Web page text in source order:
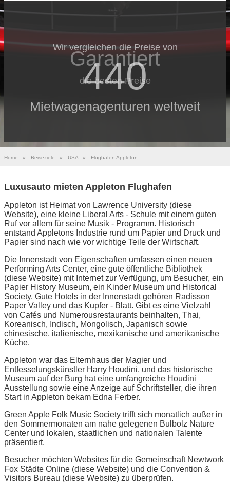
Wir vergleichen die Preise von
440
Mietwagenagenturen weltweit
Garantiert
die besten Preise
Home » Reiseziele » USA » Flughafen Appleton
Luxusauto mieten Appleton Flughafen
Appleton ist Heimat von Lawrence University (diese
Website), eine kleine Liberal Arts - Schule mit einem guten
Ruf vor allem für seine Musik - Programm. Historisch
entstand Appletons Industrie rund um Papier und Druck und
Papier sind nach wie vor wichtige Teile der Wirtschaft.
Die Innenstadt von Eigenschaften umfassen einen neuen
Performing Arts Center, eine gute öffentliche Bibliothek
(diese Website) mit Internet zur Verfügung, um Besucher, ein
Papier History Museum, ein Kinder Museum und Historical
Society. Gute Hotels in der Innenstadt gehören Radisson
Paper Valley und das Kupfer - Blatt. Gibt es eine Vielzahl
von Cafés und Numerousrestaurants beinhalten, Thai,
Koreanisch, Indisch, Mongolisch, Japanisch sowie
chinesische, italienische, mexikanische und amerikanische
Küche.
Appleton war das Elternhaus der Magier und
Entfesselungskünstler Harry Houdini, und das historische
Museum auf der Burg hat eine umfangreiche Houdini
Ausstellung sowie eine Anzeige auf Schriftsteller, die ihren
Start in Appleton bekam Edna Ferber.
Green Apple Folk Music Society trifft sich monatlich außer in
den Sommermonaten am nahe gelegenen Bulbolz Nature
Center und lokalen, staatlichen und nationalen Talente
präsentiert.
Besucher möchten Websites für die Gemeinschaft Newtwork
Fox Städte Online (diese Website) und die Convention &
Visitors Bureau (diese Website) zu überprüfen.